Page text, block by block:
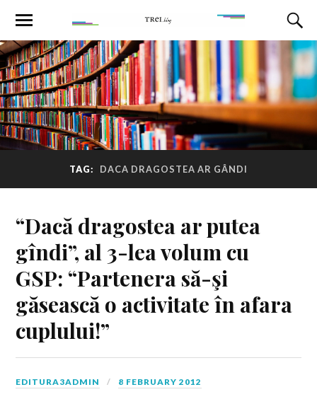
TAG: DACA DRAGOSTEA AR GÂNDI
“Dacă dragostea ar putea
gîndi”, al 3-lea volum cu
GSP: “Partenera să-şi
găsească o activitate în afara
cuplului!”
EDITURA3ADMIN 8 FEBRUARY 2012